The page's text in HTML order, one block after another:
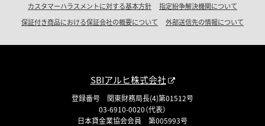
カスタマーハラスメントに対する基本方針
指定紛争解決機関について
保証付き商品における保証会社の概要について
外部送信先の情報について
SBIアルヒ株式会社
登録番号 関東財務局長(4)第01512号
03-6910-0020（代表）
日本貸金業協会会員 第005993号